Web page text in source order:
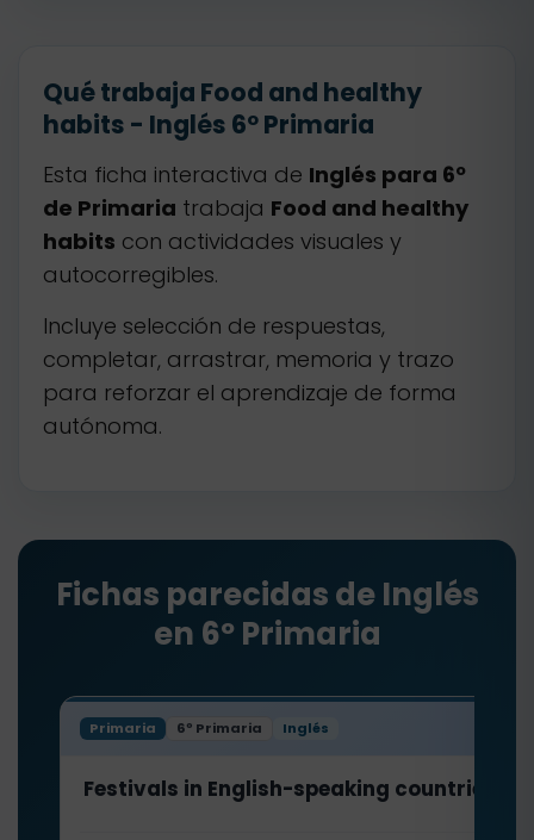
Qué trabaja Food and healthy
habits - Inglés 6º Primaria
Esta ficha interactiva de Inglés para 6º
de Primaria trabaja Food and healthy
habits con actividades visuales y
autocorregibles.
Incluye selección de respuestas,
completar, arrastrar, memoria y trazo
para reforzar el aprendizaje de forma
autónoma.
Fichas parecidas de Inglés
en 6º Primaria
Primaria 6º Primaria Inglés
Festivals in English-speaking countries